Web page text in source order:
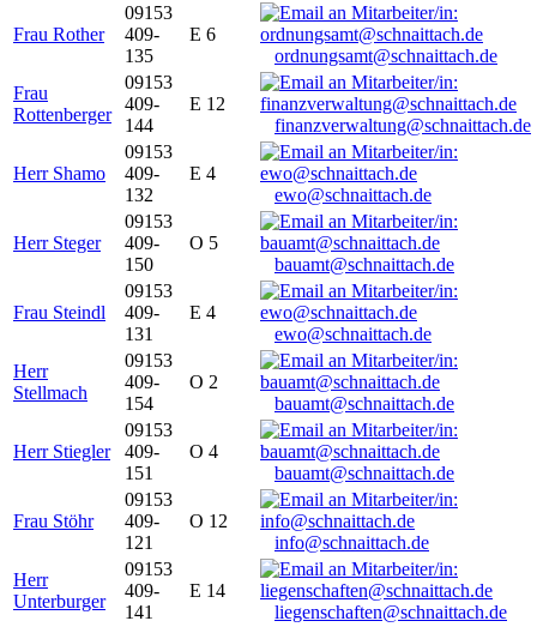
Frau Rother
09153
409-
135
E 6
ordnungsamt@schnaittach.de
Frau
Rottenberger
09153
409-
144
E 12
finanzverwaltung@schnaittach.de
Herr Shamo
09153
409-
132
E 4
ewo@schnaittach.de
Herr Steger
09153
409-
150
O 5
bauamt@schnaittach.de
Frau Steindl
09153
409-
131
E 4
ewo@schnaittach.de
Herr
Stellmach
09153
409-
154
O 2
bauamt@schnaittach.de
Herr Stiegler
09153
409-
151
O 4
bauamt@schnaittach.de
Frau Stöhr
09153
409-
121
O 12
info@schnaittach.de
Herr
Unterburger
09153
409-
141
E 14
liegenschaften@schnaittach.de